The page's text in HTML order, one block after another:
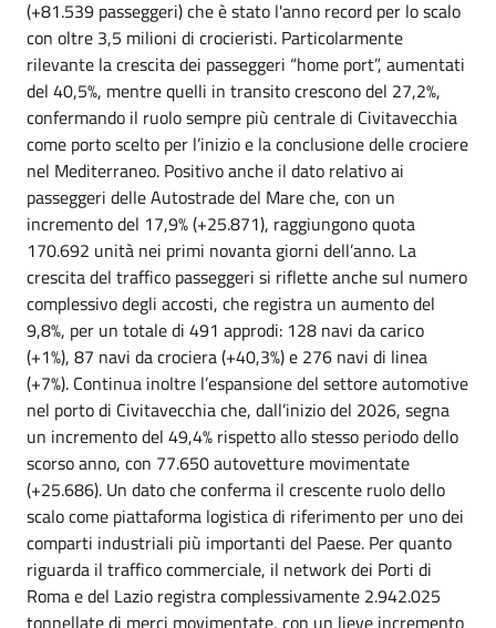
(+81.539 passeggeri) che è stato l'anno record per lo scalo
con oltre 3,5 milioni di crocieristi. Particolarmente
rilevante la crescita dei passeggeri “home port”, aumentati
del 40,5%, mentre quelli in transito crescono del 27,2%,
confermando il ruolo sempre più centrale di Civitavecchia
come porto scelto per l’inizio e la conclusione delle crociere
nel Mediterraneo. Positivo anche il dato relativo ai
passeggeri delle Autostrade del Mare che, con un
incremento del 17,9% (+25.871), raggiungono quota
170.692 unità nei primi novanta giorni dell’anno. La
crescita del traffico passeggeri si riflette anche sul numero
complessivo degli accosti, che registra un aumento del
9,8%, per un totale di 491 approdi: 128 navi da carico
(+1%), 87 navi da crociera (+40,3%) e 276 navi di linea
(+7%). Continua inoltre l’espansione del settore automotive
nel porto di Civitavecchia che, dall’inizio del 2026, segna
un incremento del 49,4% rispetto allo stesso periodo dello
scorso anno, con 77.650 autovetture movimentate
(+25.686). Un dato che conferma il crescente ruolo dello
scalo come piattaforma logistica di riferimento per uno dei
comparti industriali più importanti del Paese. Per quanto
riguarda il traffico commerciale, il network dei Porti di
Roma e del Lazio registra complessivamente 2.942.025
tonnellate di merci movimentate, con un lieve incremento